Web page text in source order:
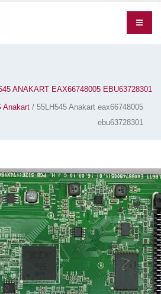
ANAKART EAX66748005 EBU63728301
Anakart / 55LH545 Anakart eax66748005
ebu63728301